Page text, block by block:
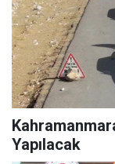
Yapılacak